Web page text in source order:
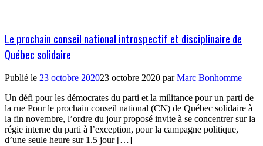
Le prochain conseil national introspectif et disciplinaire de
Québec solidaire
Publié le 23 octobre 202023 octobre 2020 parMarc Bonhomme
Un défi pour les démocrates du parti et la militance pour un parti de
la rue Pour le prochain conseil national (CN) de Québec solidaire à
la fin novembre, l’ordre du jour proposé invite à se concentrer sur la
régie interne du parti à l’exception, pour la campagne politique,
d’une seule heure sur 1.5 jour […]